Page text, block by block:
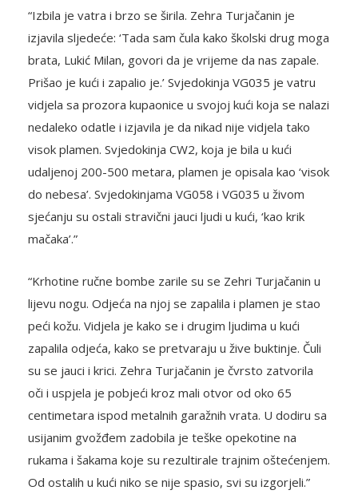
“Izbila je vatra i brzo se širila. Zehra Turjačanin je
izjavila sljedeće: ‘Tada sam čula kako školski drug moga
brata, Lukić Milan, govori da je vrijeme da nas zapale.
Prišao je kući i zapalio je.’ Svjedokinja VG035 je vatru
vidjela sa prozora kupaonice u svojoj kući koja se nalazi
nedaleko odatle i izjavila je da nikad nije vidjela tako
visok plamen. Svjedokinja CW2, koja je bila u kući
udaljenoj 200-500 metara, plamen je opisala kao ‘visok
do nebesa’. Svjedokinjama VG058 i VG035 u živom
sjećanju su ostali stravični jauci ljudi u kući, ‘kao krik
mačaka’.”
“Krhotine ručne bombe zarile su se Zehri Turjačanin u
lijevu nogu. Odjeća na njoj se zapalila i plamen je stao
peći kožu. Vidjela je kako se i drugim ljudima u kući
zapalila odjeća, kako se pretvaraju u žive buktinje. Čuli
su se jauci i krici. Zehra Turjačanin je čvrsto zatvorila
oči i uspjela je pobjeći kroz mali otvor od oko 65
centimetara ispod metalnih garažnih vrata. U dodiru sa
usijanim gvožđem zadobila je teške opekotine na
rukama i šakama koje su rezultirale trajnim oštećenjem.
Od ostalih u kući niko se nije spasio, svi su izgorjeli.”